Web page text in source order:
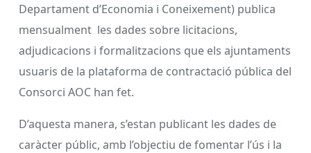
Departament d’Economia i Coneixement) publica
mensualment les dades sobre licitacions,
adjudicacions i formalitzacions que els ajuntaments
usuaris de la plataforma de contractació pública del
Consorci AOC han fet.
D’aquesta manera, s’estan publicant les dades de
caràcter públic, amb l’objectiu de fomentar l’ús i la